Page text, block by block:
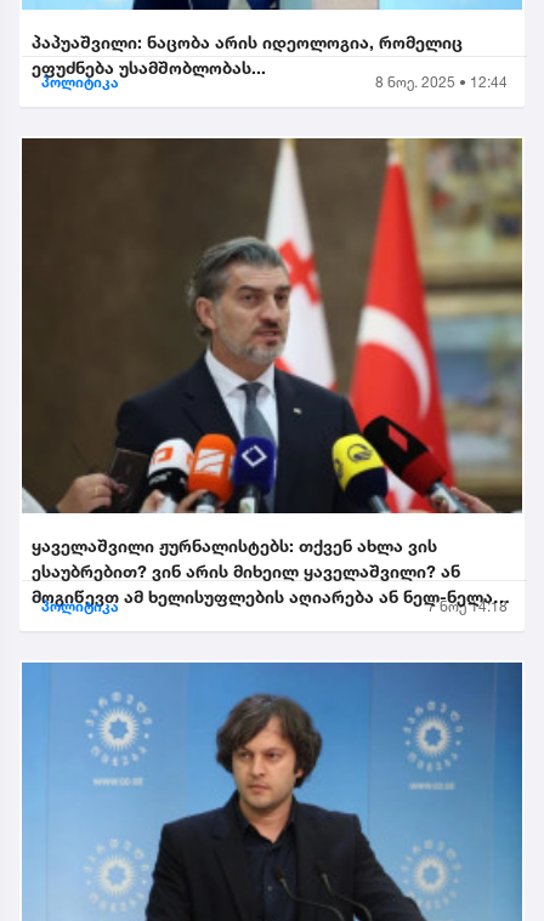
პაპუაშვილი: ნაცობა არის იდეოლოგია, რომელიც
ეფუძნება უსამშობლობას...
პოლიტიკა 8 ნოე. 2025 • 12:44
ყაველაშვილი ჟურნალისტებს: თქვენ ახლა ვის
ესაუბრებით? ვინ არის მიხეილ ყაველაშვილი? ან
მოგიწევთ ამ ხელისუფლების აღიარება ან ნელ-ნელა
პოლიტიკა 7 ნოე 14:18